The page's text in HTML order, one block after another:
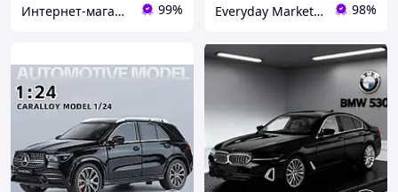
Интернет-магазин "Magnit" 99% Everyday Market 0965612251 98%